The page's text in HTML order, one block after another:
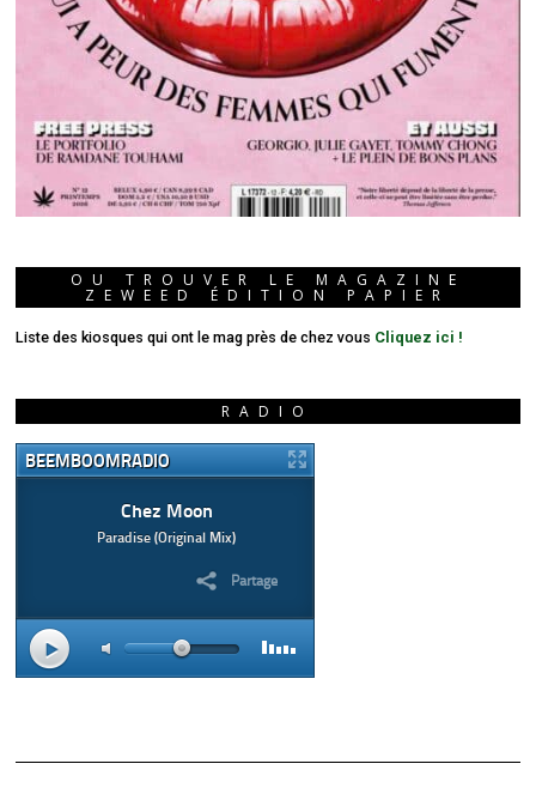
OU TROUVER LE MAGAZINE
ZEWEED ÉDITION PAPIER
Liste des kiosques qui ont le mag près de chez vous Cliquez ici !
RADIO